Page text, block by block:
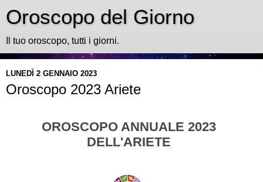
Oroscopo del Giorno
Il tuo oroscopo, tutti i giorni.
LUNEDÌ 2 GENNAIO 2023
Oroscopo 2023 Ariete
OROSCOPO ANNUALE 2023
DELL'ARIETE